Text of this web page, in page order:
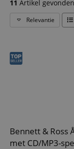
11 Artikel gevonden
Relevantie
Bennett & Ross
met CD/MP3-